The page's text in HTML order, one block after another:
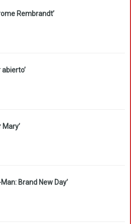
Rembrandt’
abierto’
Brand New Day’